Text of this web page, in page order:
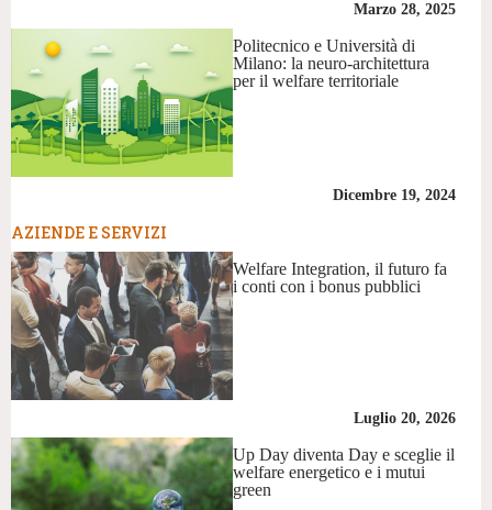
Marzo 28, 2025
Politecnico e Università di
Milano: la neuro-architettura
per il welfare territoriale
Dicembre 19, 2024
AZIENDE E SERVIZI
Welfare Integration, il futuro fa
i conti con i bonus pubblici
Luglio 20, 2026
Up Day diventa Day e sceglie il
welfare energetico e i mutui
green